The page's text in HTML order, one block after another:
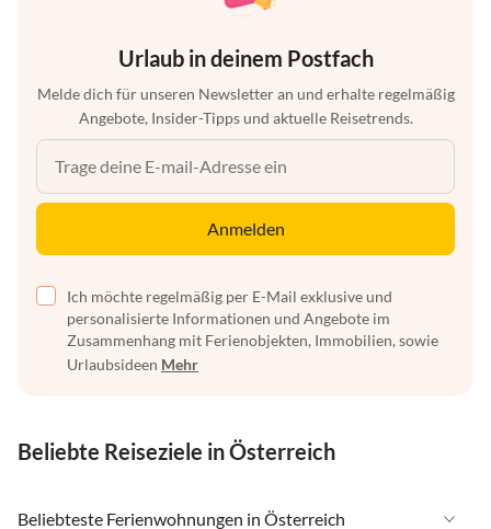
Urlaub in deinem Postfach
Melde dich für unseren Newsletter an und erhalte regelmäßig
Angebote, Insider-Tipps und aktuelle Reisetrends.
Anmelden
Ich möchte regelmäßig per E-Mail exklusive und
personalisierte Informationen und Angebote im
Zusammenhang mit Ferienobjekten, Immobilien, sowie
Urlaubsideen Mehr
Beliebte Reiseziele in Österreich
Beliebteste Ferienwohnungen in Österreich